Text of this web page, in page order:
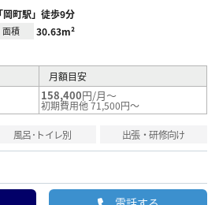
町駅」徒歩9分
面積 30.63m²
月額目安
158,400円/月～
初期費用他 71,500円～
風呂･トイレ別 出張・研修向け